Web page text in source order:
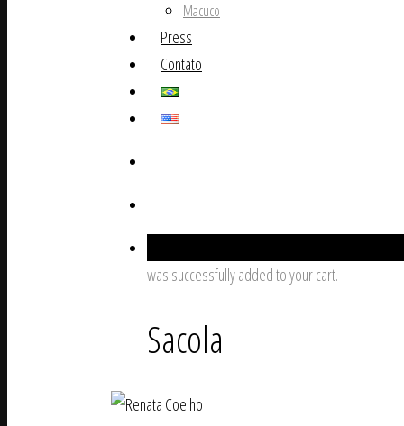
Macuco
Press
Contato
was successfully added to your cart.
Sacola